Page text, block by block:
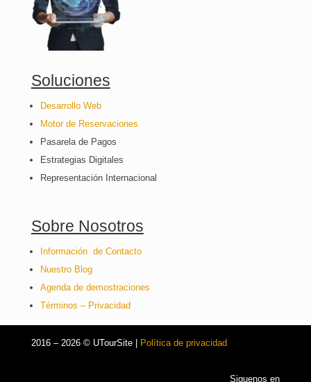
Soluciones
Desarrollo Web
Motor de Reservaciones
Pasarela de Pagos
Estrategias Digitales
Representación Internacional
Sobre Nosotros
Información de Contacto
Nuestro Blog
Agenda de demostraciones
Términos – Privacidad
2016 – 2026 © UTourSite | Política de privacidad
Siguenos en